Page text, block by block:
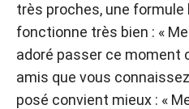
très proches, une
fonctionne très bien : «
adoré passer ce moment
amis que vous
posé convient mieux : «